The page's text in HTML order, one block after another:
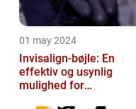
01 may 2024
Invisalign-bøjle: En
effektiv og usynlig
mulighed for